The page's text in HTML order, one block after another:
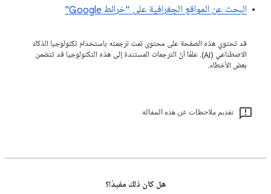
البحث عن المواقع الجغرافية على "خرائط Google"
قد تحتوي هذه الصفحة على محتوى تمت ترجمته باستخدام تكنولوجيا الذكاء
الاصطناعي (AI). علمًا أنّ الترجمات المستندة إلى هذه التكنولوجيا قد تتضمن
بعض الأخطاء.
تقديم ملاحظات عن هذه المقالة
هل كان ذلك مفيدًا؟